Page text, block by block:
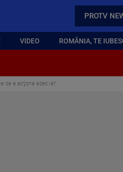
PROTV
VIDEO ROMÂNIA, TE
de a acţiona adecvat”